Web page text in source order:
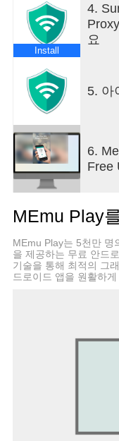
Install
4.
요
5. 아
6.
Free
MEmu Play
MEmu Play는 5천만 명
을 제공하는 무료 안드
기술을 통해 최적의 그
드로이드 앱을 원활하